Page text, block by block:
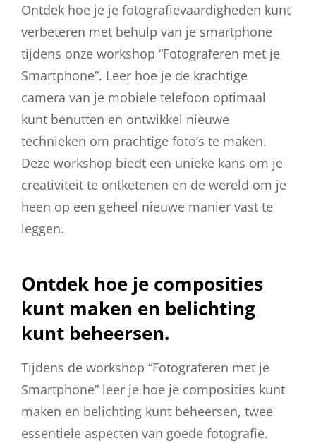
Ontdek hoe je je fotografievaardigheden kunt
verbeteren met behulp van je smartphone
tijdens onze workshop “Fotograferen met je
Smartphone”. Leer hoe je de krachtige
camera van je mobiele telefoon optimaal
kunt benutten en ontwikkel nieuwe
technieken om prachtige foto’s te maken.
Deze workshop biedt een unieke kans om je
creativiteit te ontketenen en de wereld om je
heen op een geheel nieuwe manier vast te
leggen.
Ontdek hoe je composities
kunt maken en belichting
kunt beheersen.
Tijdens de workshop “Fotograferen met je
Smartphone” leer je hoe je composities kunt
maken en belichting kunt beheersen, twee
essentiële aspecten van goede fotografie.